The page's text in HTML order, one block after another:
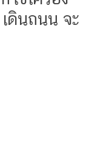
ดินถนน จะ